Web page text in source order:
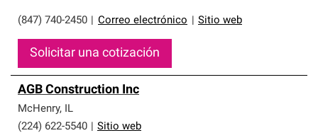
(847) 740-2450 Correo electrónico Sitio web
Solicitar una cotización
AGB Construction Inc
McHenry, IL
(224) 622-5540
Sitio web